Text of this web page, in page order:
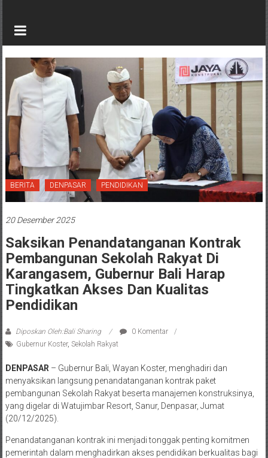
BERITA DENPASAR PENDIDIKAN
20 Desember 2025
Saksikan Penandatanganan Kontrak
Pembangunan Sekolah Rakyat Di
Karangasem, Gubernur Bali Harap
Tingkatkan Akses Dan Kualitas
Pendidikan
Diposkan Oleh:Bali Sharing
0 Komentar
Gubernur Koster, Sekolah Rakyat
DENPASAR – Gubernur Bali, Wayan Koster, menghadiri dan
menyaksikan langsung penandatanganan kontrak paket
pembangunan Sekolah Rakyat beserta manajemen konstruksinya,
yang digelar di Watujimbar Resort, Sanur, Denpasar, Jumat
(20/12/2025).
Penandatanganan kontrak ini menjadi tonggak penting komitmen
pemerintah dalam menghadirkan akses pendidikan berkualitas bagi